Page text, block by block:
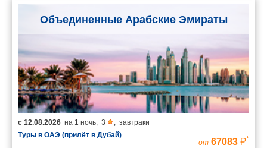
Объединенные Арабские Эмираты
с 12.08.2026 на 1 ночь, 3 , завтраки
Туры в ОАЭ (прилёт в Дубай)
от 67083 *